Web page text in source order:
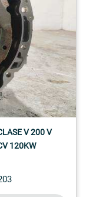
V 200 V
120KW